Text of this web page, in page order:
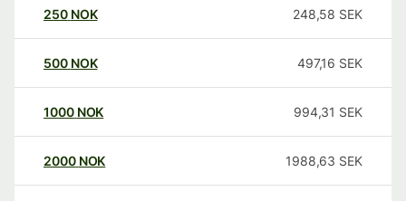
250 NOK 248,58 SEK
500 NOK 497,16 SEK
1000 NOK 994,31 SEK
2000 NOK 1988,63 SEK